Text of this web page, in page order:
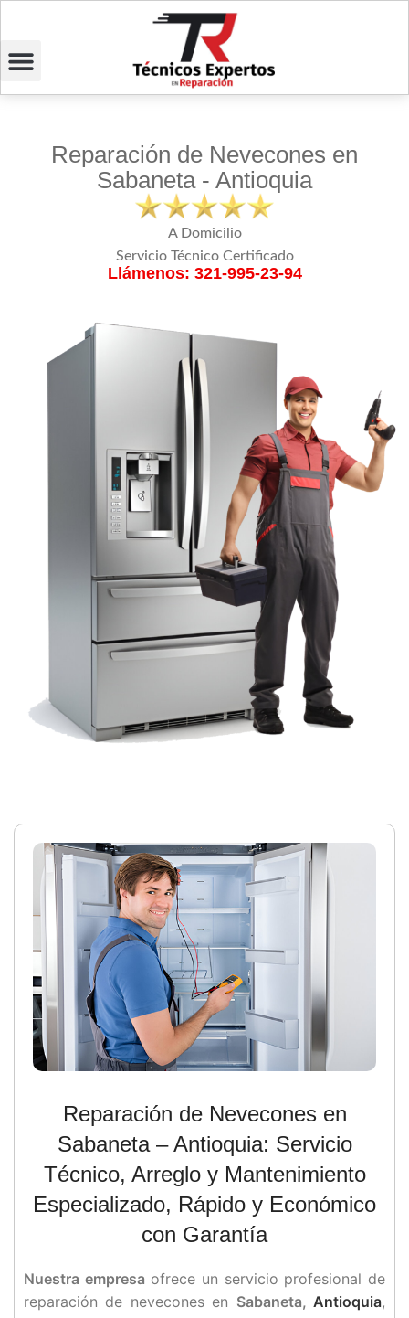
Reparación de Nevecones en
Sabaneta - Antioquia
A Domicilio
Servicio Técnico Certificado
Llámenos: 321-995-23-94
Reparación de Nevecones en
Sabaneta – Antioquia: Servicio
Técnico, Arreglo y Mantenimiento
Especializado, Rápido y Económico
con Garantía
Nuestra empresa ofrece un servicio profesional de
reparación de nevecones en Sabaneta,Antioquia,